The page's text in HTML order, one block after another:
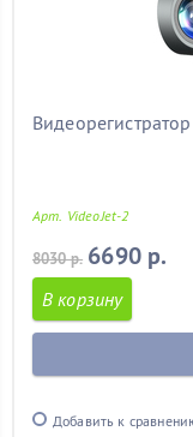
Арт. VideoJet-2
8030 р. 6690 р.
В корзину
Добавить к